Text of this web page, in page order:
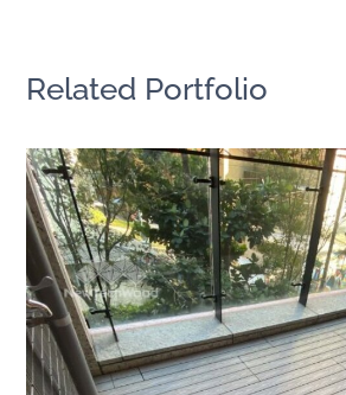
Related Portfolio
快組地板直邊條運用
快組地板 / 陽台露台